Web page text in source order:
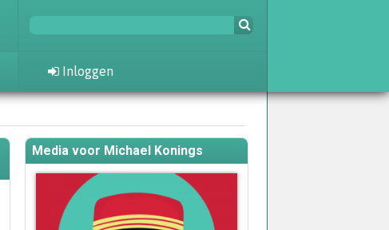
Inloggen
Media voor Michael Konings